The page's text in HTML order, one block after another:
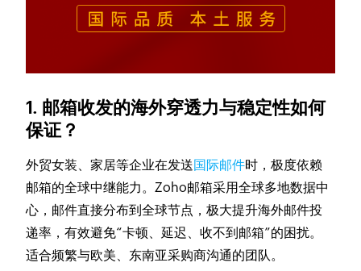
1. 邮箱收发的海外穿透力与稳定性如何
保证？
外贸女装、家居等企业在发送国际邮件时，极度依赖
邮箱的全球中继能力。Zoho邮箱采用全球多地数据中
心，邮件直接分布到全球节点，极大提升海外邮件投
递率，有效避免“卡顿、延迟、收不到邮箱”的困扰。
适合频繁与欧美、东南亚采购商沟通的团队。